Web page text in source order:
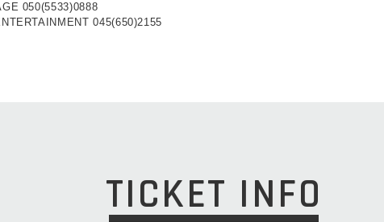
050(5533)0888
045(650)2155
TICKET INFO